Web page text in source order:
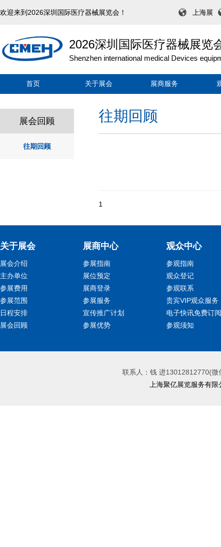
欢迎来到2026深圳国际医疗器械展览会！ 上海展
2026深圳国际医疗器械展览
Shenzhen international medical Devices
首页 关于展会 展商服务
展会回顾
往期回顾
往期回顾
1
关于展会
展会介绍
主办单位
参展费用
参展范围
日程安排
展会回顾
展商中心
参展指南
展位预定
展商登录
参展服务
宣传推广计划
参展优势
观众中心
参观指南
观众登记
参观联系
贵宾VIP观众服务
电子快讯免费订阅
参观须知
联系人：钱 进13012812770(
上海聚亿展览服务有限